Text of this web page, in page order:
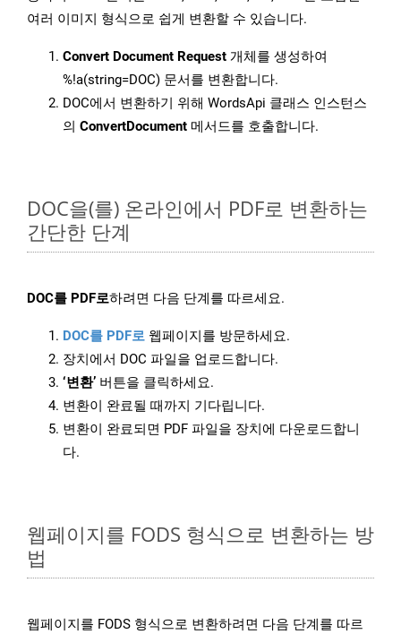
여러 이미지 형식으로 쉽게 변환할 수 있습니다.
Convert Document Request 개체를 생성하여
%!a(string=DOC) 문서를 변환합니다.
DOC에서 변환하기 위해 WordsApi 클래스 인스턴스
의 ConvertDocument 메서드를 호출합니다.
DOC을(를) 온라인에서 PDF로 변환하는
간단한 단계
DOC를 PDF로하려면 다음 단계를 따르세요.
DOC를 PDF로 웹페이지를 방문하세요.
장치에서 DOC 파일을 업로드합니다.
‘변환’ 버튼을 클릭하세요.
변환이 완료될 때까지 기다립니다.
변환이 완료되면 PDF 파일을 장치에 다운로드합니
다.
웹페이지를 FODS 형식으로 변환하는 방
법
웹페이지를 FODS 형식으로 변환하려면 다음 단계를 따르